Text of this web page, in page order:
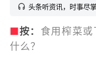
头条听资讯，时事尽
■按： 食用榨菜
什么？